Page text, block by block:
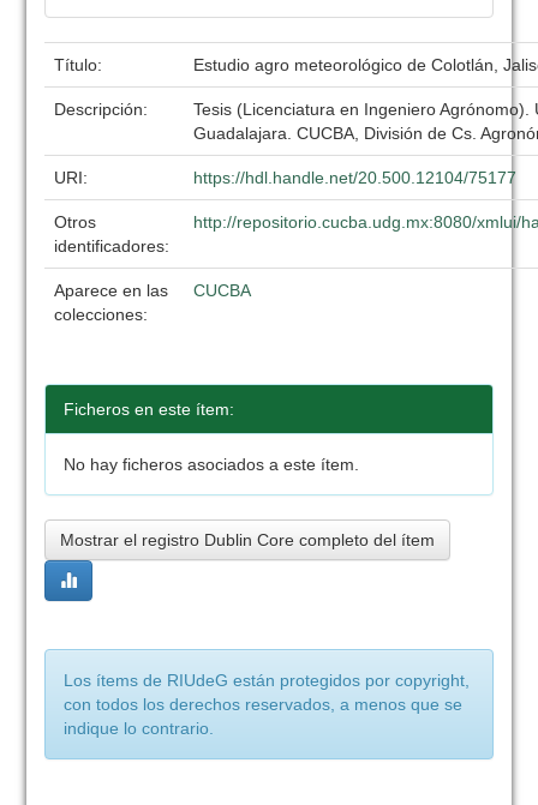
Título: Estudio agro meteorológico de Colotlán,
Descripción:
Tesis (Licenciatura en Ingeniero Agrónomo).
Guadalajara. CUCBA, División de Cs.
URI: https://hdl.handle.net/20.500.12104/75177
Otros
identificadores:
http://repositorio.cucba.udg.mx:8080/xmlui/
Aparece en las
colecciones:
CUCBA
Ficheros en este ítem:
No hay ficheros asociados a este ítem.
Mostrar el registro Dublin Core completo del ítem
Los ítems de RIUdeG están protegidos por copyright,
con todos los derechos reservados, a menos que se
indique lo contrario.